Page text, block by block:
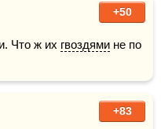
+50
Что ж их гвоздями не по
+83